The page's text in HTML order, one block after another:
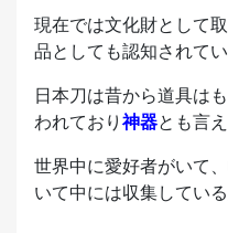
現在では文化財として
品としても認知されてい
日本刀は昔から道具は
われており神器とも言
世界中に愛好者がいて
いて中には収集している